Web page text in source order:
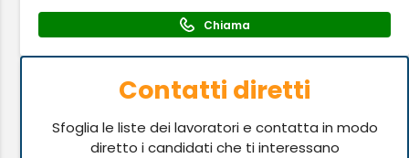
Chiama
Contatti diretti
Sfoglia le liste dei lavoratori e contatta in modo
diretto i candidati che ti interessano